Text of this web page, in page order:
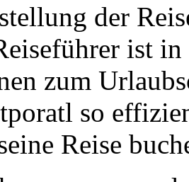
der
ist
zum
so
Reise